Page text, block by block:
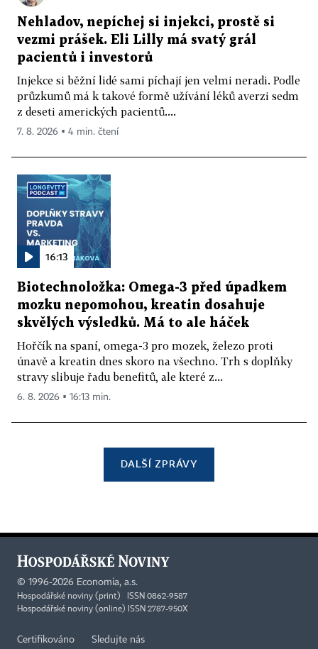
Nehladov, nepíchej si injekci, prostě si
vezmi prášek. Eli Lilly má svatý grál
pacientů i investorů
Injekce si běžní lidé sami píchají jen velmi neradi. Podle
průzkumů má k takové formě užívání léků averzi sedm
z deseti amerických pacientů....
7. 8. 2026 ▪ 4 min. čtení
16:13
Biotechnoložka: Omega-3 před úpadkem
mozku nepomohou, kreatin dosahuje
skvělých výsledků. Má to ale háček
Hořčík na spaní, omega-3 pro mozek, železo proti
únavě a kreatin dnes skoro na všechno. Trh s doplňky
stravy slibuje řadu benefitů, ale které z...
6. 8. 2026 ▪ 16:13 min.
DALŠÍ ZPRÁVY
© 1996-2026 Economia, a.s.
Hospodářské noviny (print) ISSN 0862-9587
Hospodářské noviny (online) ISSN 2787-950X
Certifikováno Sledujte nás